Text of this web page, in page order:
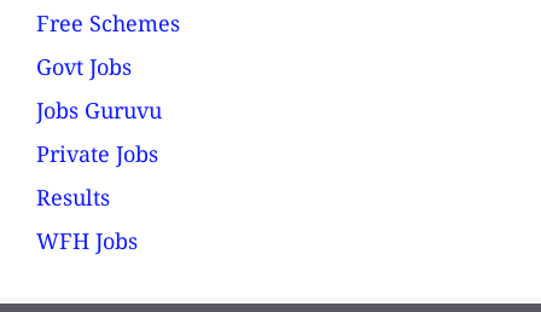
Free Schemes
Govt Jobs
Jobs Guruvu
Private Jobs
Results
WFH Jobs